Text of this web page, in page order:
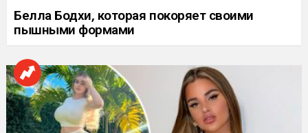
Белла Бодхи, которая покоряет своими
пышными формами